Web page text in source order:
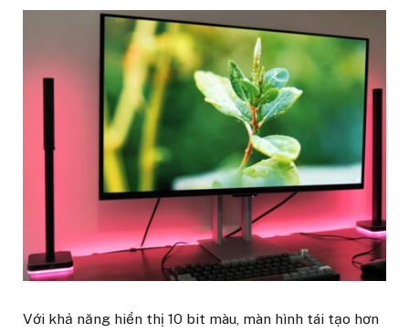
Với khả năng hiển thị 10 bit màu, màn hình tái tạo hơn